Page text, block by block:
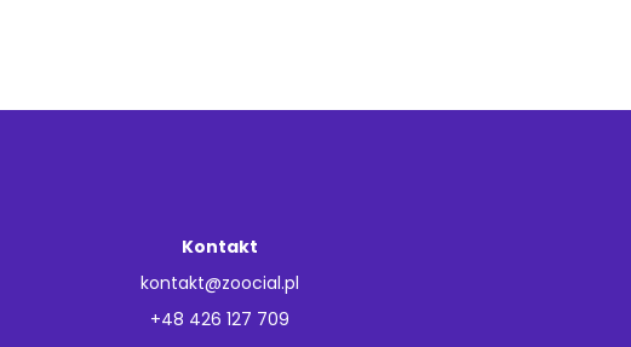
Kontakt
kontakt@zoocial.pl
+48 426 127 709